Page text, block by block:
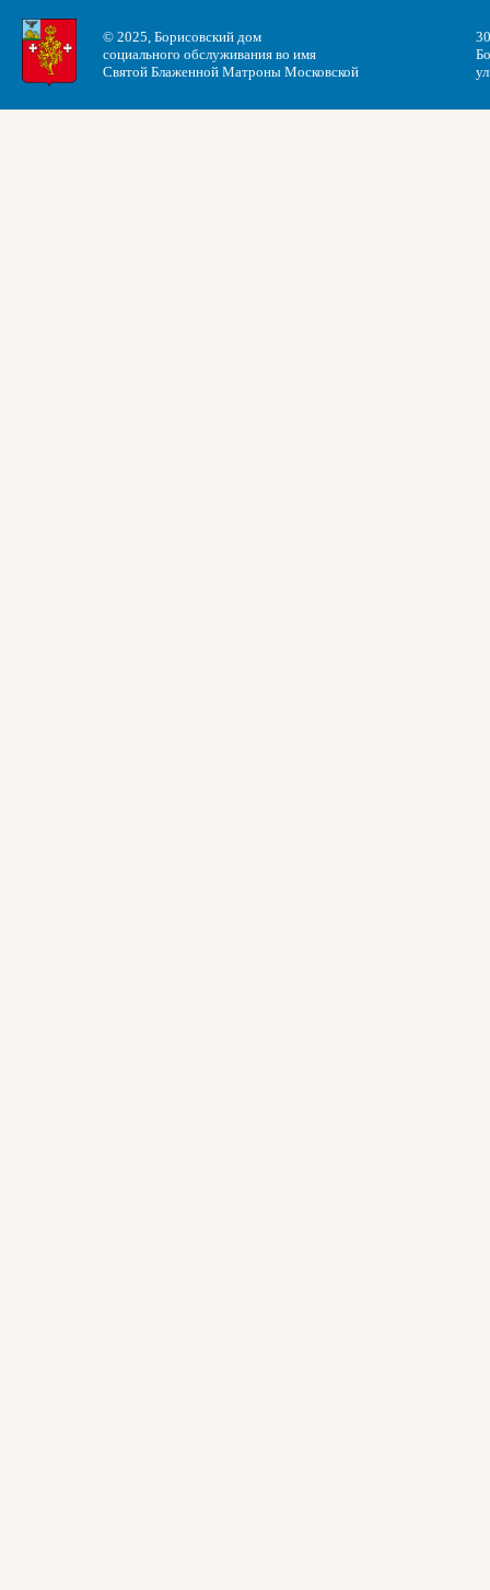
© 2025, Борисовский дом
социального обслуживания во имя
Святой Блаженной Матроны Московской